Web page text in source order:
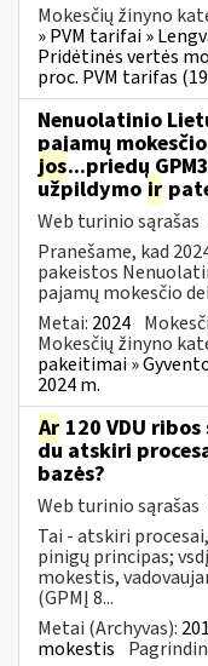
Mokesčių žinyno
» PVM tarifai »
Pridėtinės vertės
proc. PVM tarifas
Nenuolatinio
pajamų
jos...priedų
užpildymo ir
Web turinio sąrašas
Pranešame, kad
pakeistos
pajamų mokesčio
Metai: 2024
Mokesčių žinyno
pakeitimai »
2024 m.
Ar 120 VDU ribos
du atskiri
bazės?
Web turinio sąrašas
Tai - atskiri procesai,
pinigų principas;
mokestis,
(GPMĮ 8...
Metai (Archyvas):
mokestis